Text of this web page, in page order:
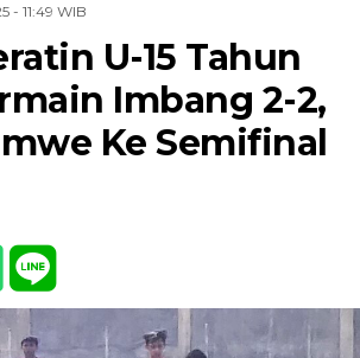
- 11:49 WIB
U-15 Tahun
Imbang 2-2,
Ke Semifinal